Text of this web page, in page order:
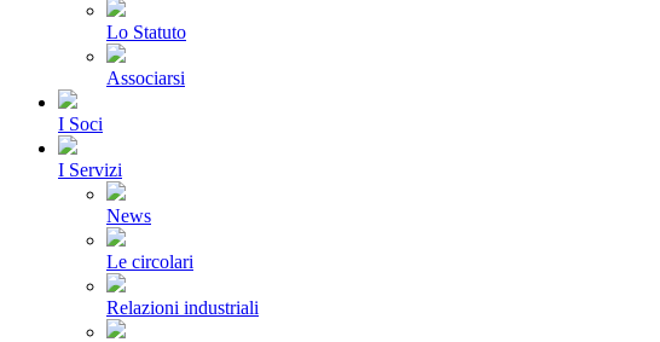
Lo Statuto
Associarsi
I Soci
I Servizi
News
Le circolari
Relazioni industriali